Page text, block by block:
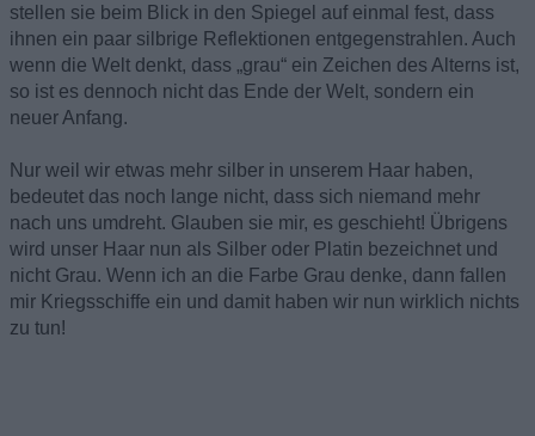
stellen sie beim Blick in den Spiegel auf einmal fest, dass
ihnen ein paar silbrige Reflektionen entgegenstrahlen. Auch
wenn die Welt denkt, dass „grau“ ein Zeichen des Alterns ist,
so ist es dennoch nicht das Ende der Welt, sondern ein
neuer Anfang.
Nur weil wir etwas mehr silber in unserem Haar haben,
bedeutet das noch lange nicht, dass sich niemand mehr
nach uns umdreht. Glauben sie mir, es geschieht! Übrigens
wird unser Haar nun als Silber oder Platin bezeichnet und
nicht Grau. Wenn ich an die Farbe Grau denke, dann fallen
mir Kriegsschiffe ein und damit haben wir nun wirklich nichts
zu tun!